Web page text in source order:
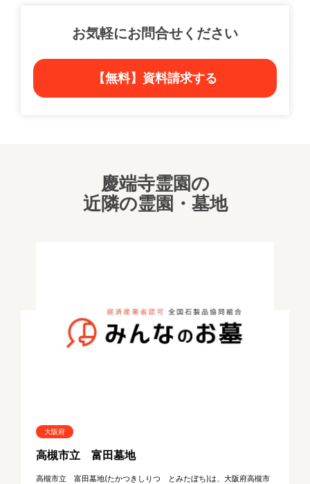
お気軽にお問合せください
【無料】資料請求する
慶端寺霊園の
近隣の霊園・墓地
大阪府
高槻市立 富田墓地
高槻市立 富田墓地(たかつきしりつ とみたぼち)は、大阪府高槻市